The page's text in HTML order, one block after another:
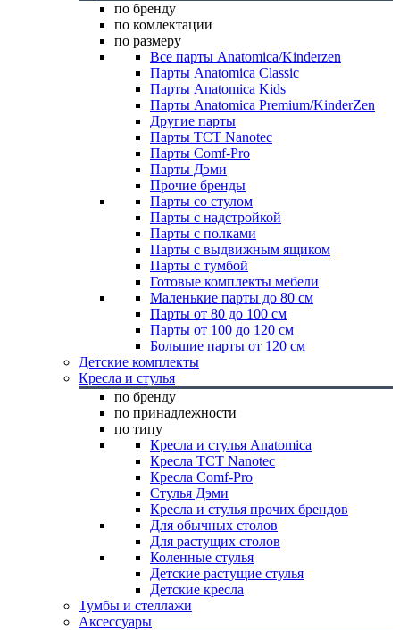
по бренду
по комлектации
по размеру
Все парты Anatomica/Kinderzen
Парты Anatomica Classic
Парты Anatomica Kids
Парты Anatomica Premium/KinderZen
Другие парты
Парты TCT Nanotec
Парты Comf-Pro
Парты Дэми
Прочие бренды
Парты со стулом
Парты с надстройкой
Парты с полками
Парты с выдвижным ящиком
Парты с тумбой
Готовые комплекты мебели
Маленькие парты до 80 см
Парты от 80 до 100 см
Парты от 100 до 120 см
Большие парты от 120 см
Детские комплекты
Кресла и стулья
по бренду
по принадлежности
по типу
Кресла и стулья Anatomica
Кресла TCT Nanotec
Кресла Comf-Pro
Стулья Дэми
Кресла и стулья прочих брендов
Для обычных столов
Для растущих столов
Коленные стулья
Детские растущие стулья
Детские кресла
Тумбы и стеллажи
Аксессуары